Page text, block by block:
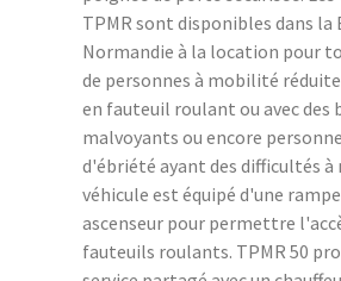
TPMR sont disponibles dans la
Normandie à la location pour
de personnes à mobilité
en fauteuil roulant ou avec des
malvoyants ou encore
d'ébriété ayant des difficultés à
véhicule est équipé d'une
ascenseur pour permettre
fauteuils roulants. TPMR 50